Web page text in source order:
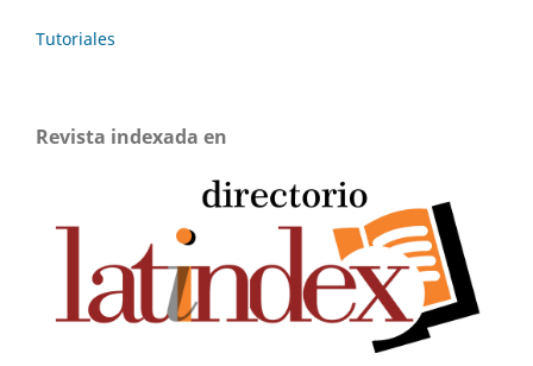
Tutoriales
Revista indexada en